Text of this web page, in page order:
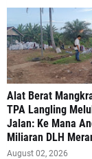
Alat Berat
TPA Langling
Jalan: Ke Mana
Miliaran DLH
August 02, 2026